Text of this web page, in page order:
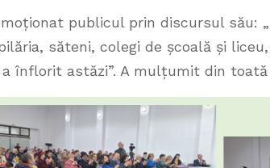
publicul prin discursul
săteni, colegi de școală și
înflorit astăzi”. A mulțumit din